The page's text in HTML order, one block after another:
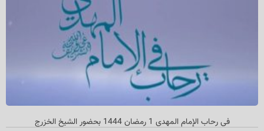
في رحاب الإمام المهدي 1 رمضان 1444 بحضور الشيخ الخزرج